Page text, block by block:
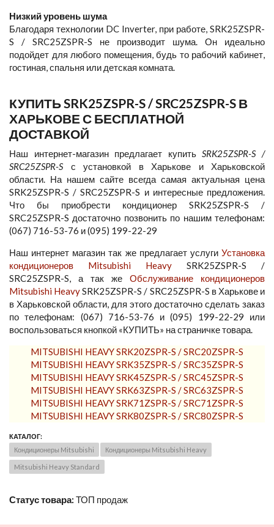
Низкий уровень шума
Благодаря технологии DC Inverter, при работе, SRK25ZSPR-
S / SRC25ZSPR-S не производит шума. Он идеально
подойдет для любого помещения, будь то рабочий кабинет,
гостиная, спальня или детская комната.
КУПИТЬ SRK25ZSPR-S / SRC25ZSPR-S В
ХАРЬКОВЕ С БЕСПЛАТНОЙ
ДОСТАВКОЙ
Наш интернет-магазин предлагает купитьSRK25ZSPR-S /
SRC25ZSPR-Sс установкой в Харькове и Харьковской
области. На нашем сайте всегда самая актуальная цена
SRK25ZSPR-S / SRC25ZSPR-S и интересные предложения.
Что бы приобрести кондиционер SRK25ZSPR-S /
SRC25ZSPR-S достаточно позвонить по нашим телефонам:
(067) 716-53-76 и (095) 199-22-29
Наш интернет магазин так же предлагает услуги Установка
кондиционеров Mitsubishi Heavy SRK25ZSPR-S /
SRC25ZSPR-S, а так же Обслуживание кондиционеров
Mitsubishi HeavySRK25ZSPR-S / SRC25ZSPR-S в Харькове и
в Харьковской области, для этого достаточно сделать заказ
по телефонам: (067) 716-53-76 и (095) 199-22-29 или
воспользоваться кнопкой «КУПИТЬ» на страничке товара.
MITSUBISHI HEAVY SRK20ZSPR-S / SRC20ZSPR-S
MITSUBISHI HEAVY SRK35ZSPR-S / SRC35ZSPR-S
MITSUBISHI HEAVY SRK45ZSPR-S / SRC45ZSPR-S
MITSUBISHI HEAVY SRK63ZSPR-S / SRC63ZSPR-S
MITSUBISHI HEAVY SRK71ZSPR-S / SRC71ZSPR-S
MITSUBISHI HEAVY SRK80ZSPR-S / SRC80ZSPR-S
КАТАЛОГ:
Кондиционеры Mitsubishi
Кондиционеры Mitsubishi Heavy
Mitsubishi Heavy Standard
Статус товара: ТОП продаж